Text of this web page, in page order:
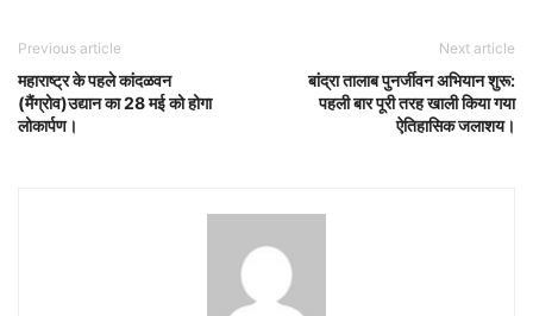
Previous article
महाराष्ट्र के पहले कांदळवन
(मैंग्रोव)उद्यान का 28 मई को होगा
लोकार्पण।
Next article
बांद्रा तालाब पुनर्जीवन अभियान शुरू:
पहली बार पूरी तरह खाली किया गया
ऐतिहासिक जलाशय।